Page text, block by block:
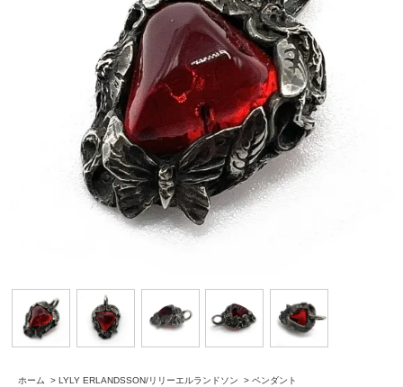
ホーム > LYLY ERLANDSSON/リリーエルランドソン > ペンダント